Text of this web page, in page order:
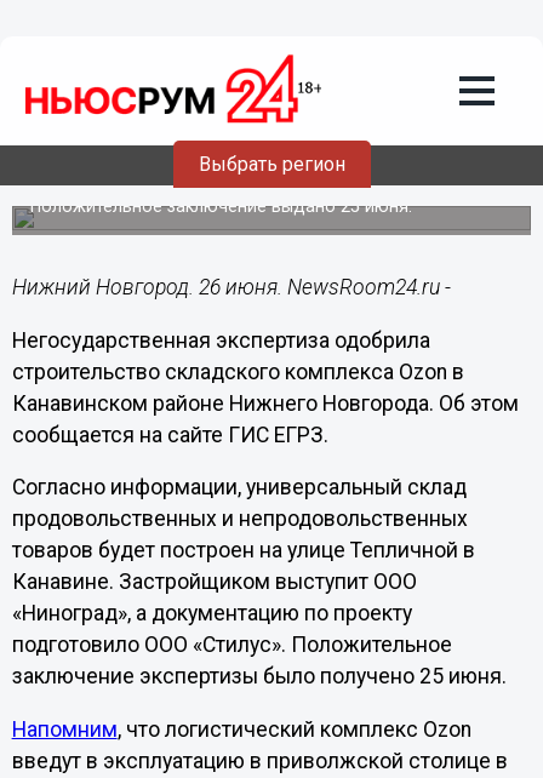
Выбрать регион
Проект будущего склада Ozon в
Нижнем Новгороде получил одобрение
негосэкспертизы
Положительное заключение выдано 25 июня.
Нижний Новгород. 26 июня. NewsRoom24.ru -
Негосударственная экспертиза одобрила
строительство складского комплекса Ozon в
Канавинском районе Нижнего Новгорода. Об этом
сообщается на сайте ГИС ЕГРЗ.
Согласно информации, универсальный склад
продовольственных и непродовольственных
товаров будет построен на улице Тепличной в
Канавине. Застройщиком выступит ООО
«Ниноград», а документацию по проекту
подготовило ООО «Стилус». Положительное
заключение экспертизы было получено 25 июня.
Напомним, что логистический комплекс Ozon
введут в эксплуатацию в приволжской столице в